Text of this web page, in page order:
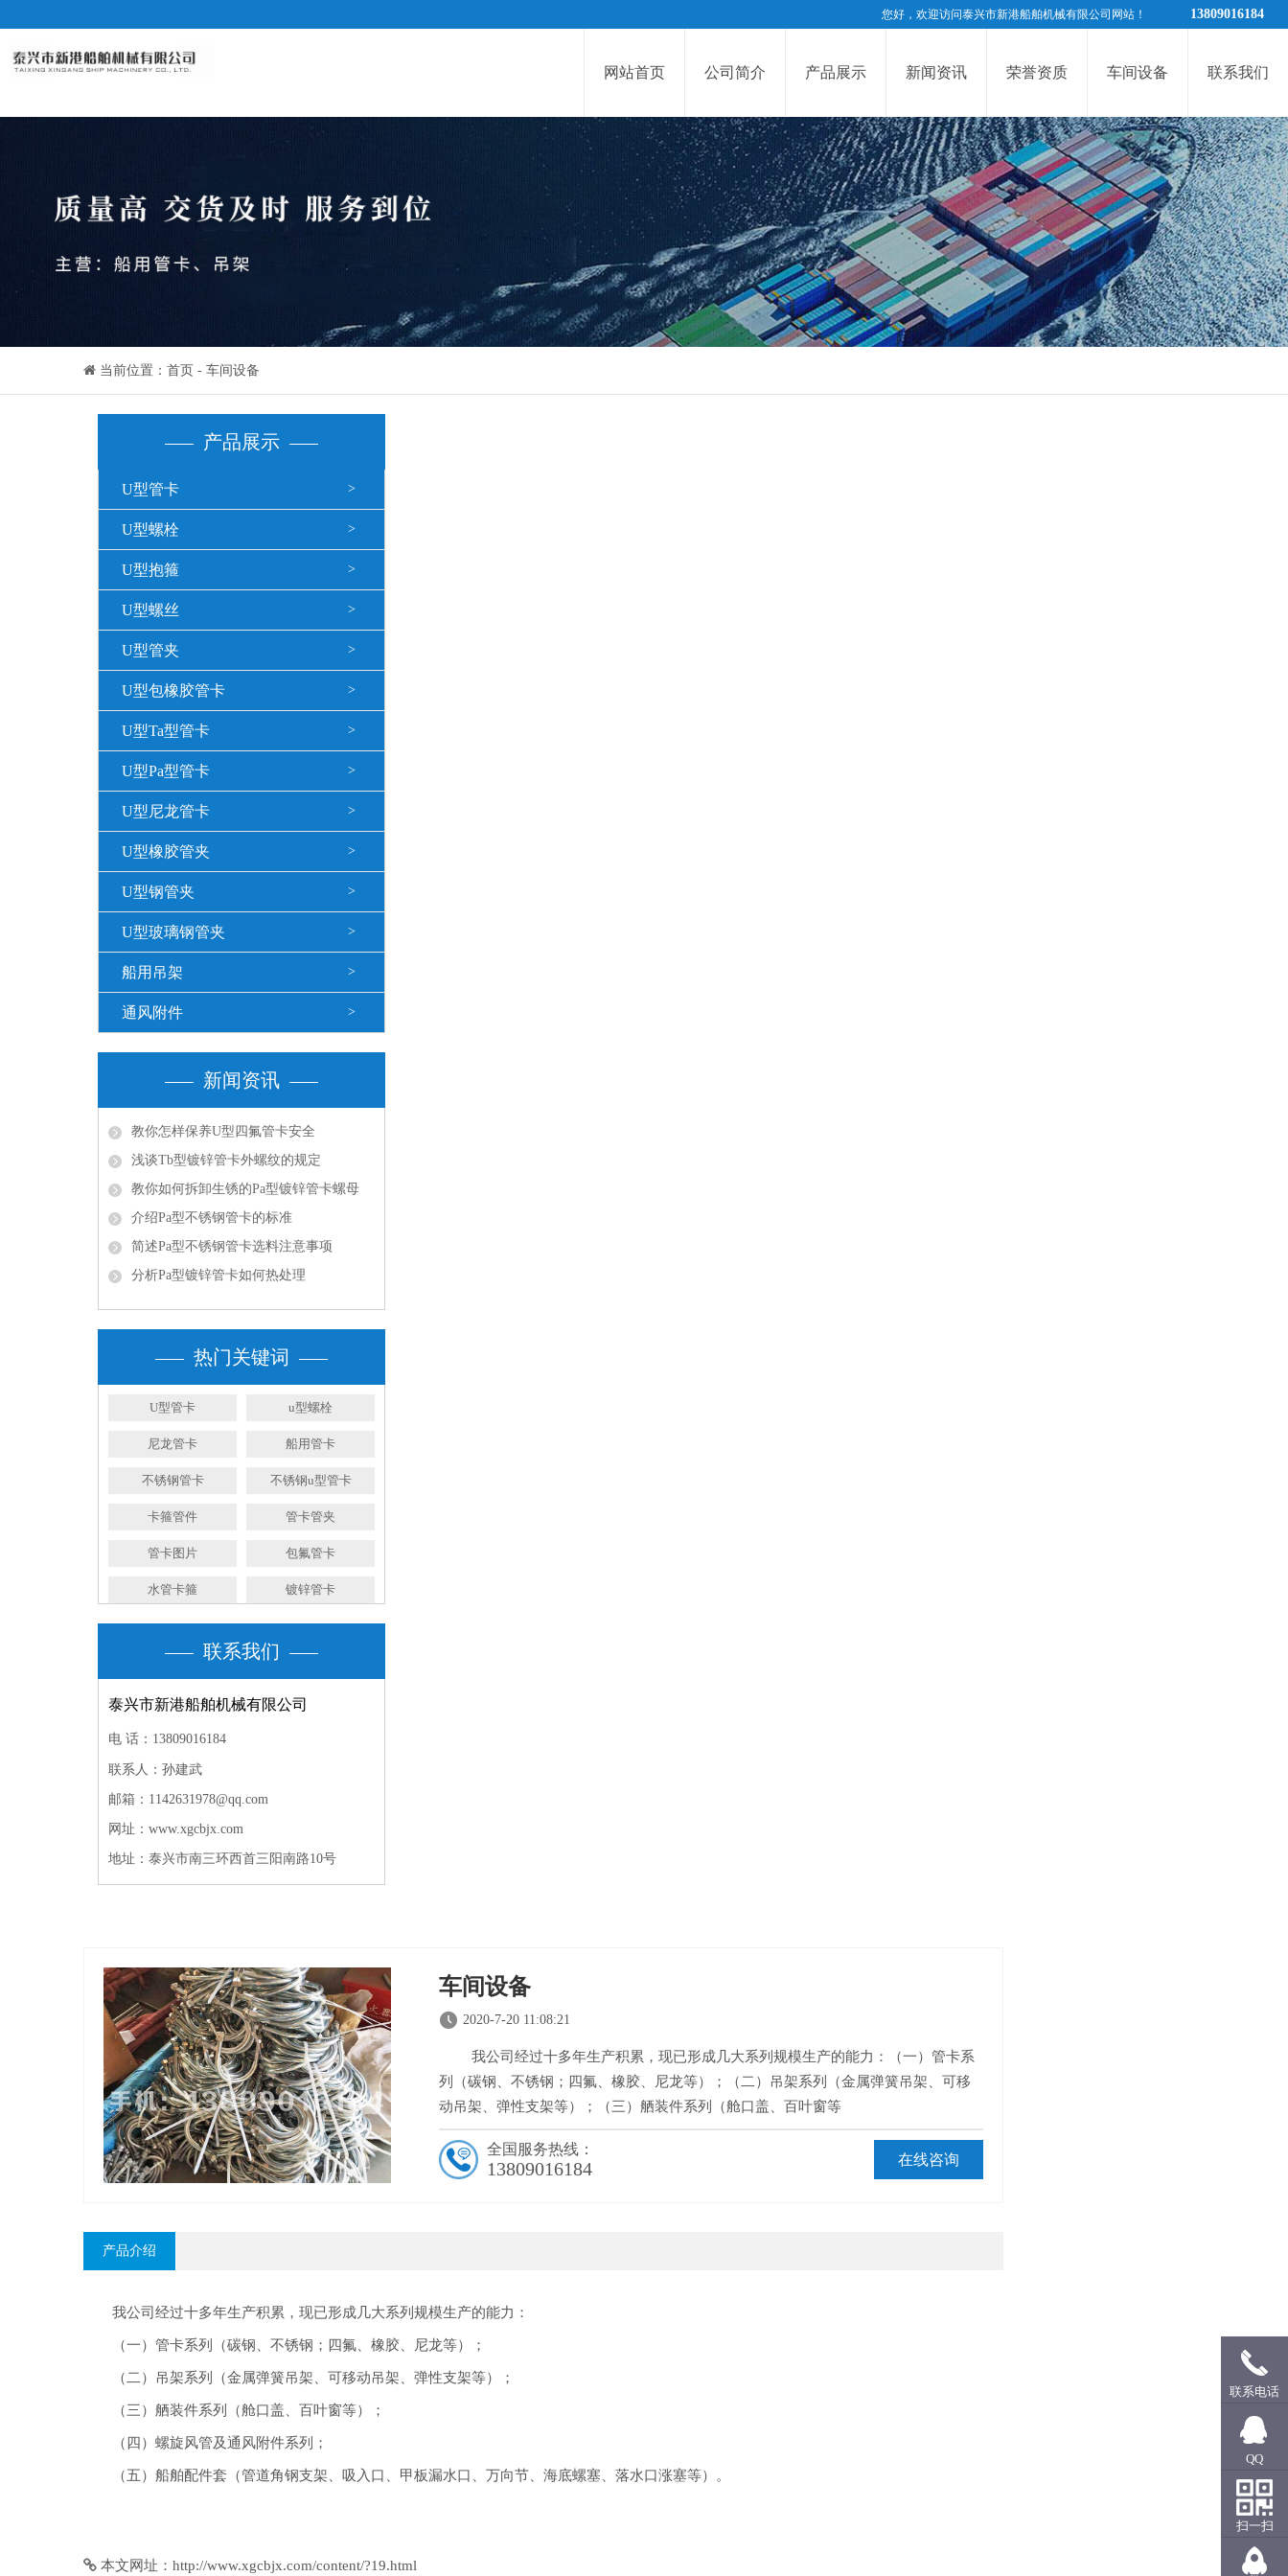
您好，欢迎访问泰兴市新港船舶机械有限公司网站！ 13809016184
网站首页 公司简介 产品展示 新闻资讯 荣誉资质 车间设备 联系我们
当前位置： 首页 - 车间设备
产品展示
U型管卡 >
U型螺栓 >
U型抱箍 >
U型螺丝 >
U型管夹 >
U型包橡胶管卡 >
U型Ta型管卡 >
U型Pa型管卡 >
U型尼龙管卡 >
U型橡胶管夹 >
U型钢管夹 >
U型玻璃钢管夹 >
船用吊架 >
通风附件 >
新闻资讯
教你怎样保养U型四氟管卡安全
浅谈Tb型镀锌管卡外螺纹的规定
教你如何拆卸生锈的Pa型镀锌管卡螺母
介绍Pa型不锈钢管卡的标准
简述Pa型不锈钢管卡选料注意事项
分析Pa型镀锌管卡如何热处理
热门关键词
U型管卡 u型螺栓
尼龙管卡 船用管卡
不锈钢管卡 不锈钢u型管卡
卡箍管件 管卡管夹
管卡图片 包氟管卡
水管卡箍 镀锌管卡
联系我们
泰兴市新港船舶机械有限公司
电 话：13809016184
联系人：孙建武
邮箱：1142631978@qq.com
网址：www.xgcbjx.com
地址：泰兴市南三环西首三阳南路10号
车间设备
2020-7-20 11:08:21
我公司经过十多年生产积累，现已形成几大系列规模生产的能力：（一）管卡系
列（碳钢、不锈钢；四氟、橡胶、尼龙等）；（二）吊架系列（金属弹簧吊架、可移
动吊架、弹性支架等）；（三）舾装件系列（舱口盖、百叶窗等
全国服务热线：
13809016184 在线咨询
产品介绍
我公司经过十多年生产积累，现已形成几大系列规模生产的能力：
（一）管卡系列（碳钢、不锈钢；四氟、橡胶、尼龙等）；
（二）吊架系列（金属弹簧吊架、可移动吊架、弹性支架等）；
（三）舾装件系列（舱口盖、百叶窗等）；
（四）螺旋风管及通风附件系列；
（五）船舶配件套（管道角钢支架、吸入口、甲板漏水口、万向节、海底螺塞、落水口涨塞等）。
本文网址： http://www.xgcbjx.com/content/?19.html
联系电话
QQ
扫一扫